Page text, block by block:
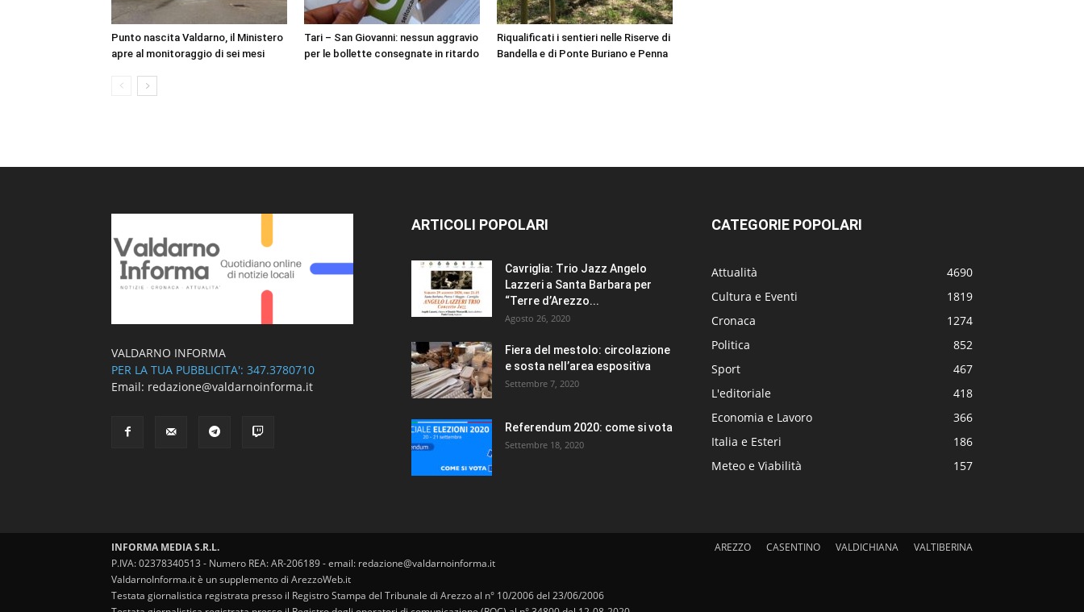
Punto nascita Valdarno, il Ministero
apre al monitoraggio di sei mesi
Tari – San Giovanni: nessun aggravio
per le bollette consegnate in ritardo
Riqualificati i sentieri nelle Riserve di
Bandella e di Ponte Buriano e Penna
VALDARNO INFORMA
PER LA TUA PUBBLICITA': 347.3780710
Email: redazione@valdarnoinforma.it
ARTICOLI POPOLARI
Cavriglia: Trio Jazz Angelo
Lazzeri a Santa Barbara per
“Terre d’Arezzo...
Agosto 26, 2020
Fiera del mestolo: circolazione
e sosta nell’area espositiva
Settembre 7, 2020
Referendum 2020: come si vota
Settembre 18, 2020
CATEGORIE POPOLARI
Attualità
4690
Cultura e Eventi
1819
Cronaca
1274
Politica
852
Sport
467
L'editoriale
418
Economia e Lavoro
366
Italia e Esteri
186
Meteo e Viabilità
157
AREZZO CASENTINO VALDICHIANA VALTIBERINA
INFORMA MEDIA S.R.L.
P.IVA: 02378340513 - Numero REA: AR-206189 - email: redazione@valdarnoinforma.it
ValdarnoInforma.it è un supplemento di ArezzoWeb.it
Testata giornalistica registrata presso il Registro Stampa del Tribunale di Arezzo al n° 10/2006 del 23/06/2006